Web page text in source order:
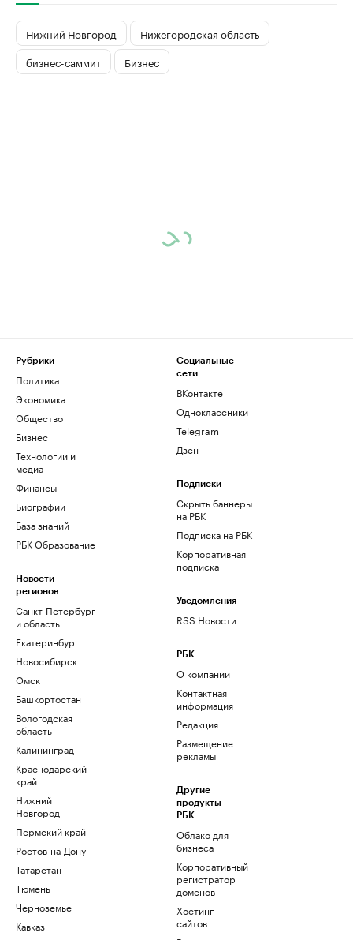
Нижний Новгород
Нижегородская область
бизнес-саммит
Бизнес
Рубрики
Политика
Экономика
Общество
Бизнес
Технологии и
медиа
Финансы
Биографии
База знаний
РБК Образование
Новости
регионов
Санкт-Петербург
и область
Екатеринбург
Новосибирск
Омск
Башкортостан
Вологодская
область
Калининград
Краснодарский
край
Нижний
Новгород
Пермский край
Ростов-на-Дону
Татарстан
Тюмень
Черноземье
Кавказ
Социальные
сети
ВКонтакте
Одноклассники
Telegram
Дзен
Подписки
Скрыть баннеры
на РБК
Подписка на РБК
Корпоративная
подписка
Уведомления
RSS Новости
РБК
О компании
Контактная
информация
Редакция
Размещение
рекламы
Другие
продукты
РБК
Облако для
бизнеса
Корпоративный
регистратор
доменов
Хостинг
сайтов